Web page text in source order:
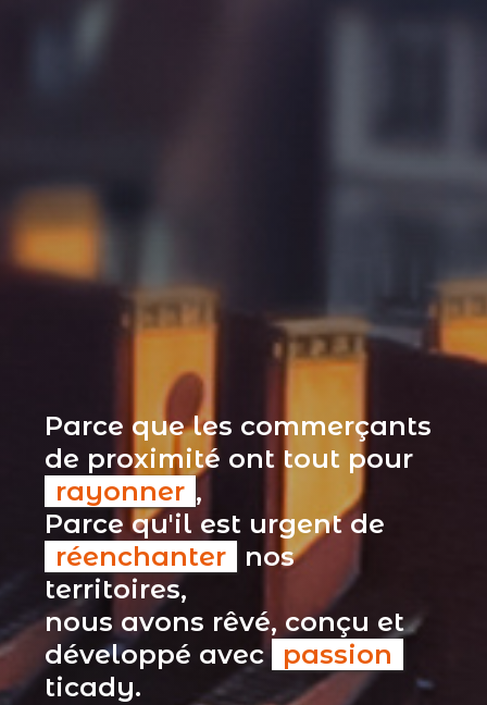
Parce que les commerçants
de proximité ont tout pour
rayonner ,
Parce qu'il est urgent de
réenchanter
nos
territoires,
nous avons rêvé, conçu et
développé avec passion
ticady.